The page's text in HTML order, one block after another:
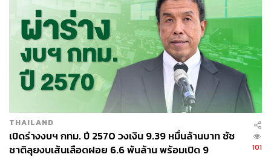
THAILAND
เปิดร่างงบฯ กทม. ปี 2570 วงเงิน 9.39 หมื่นล้านบาท ชัช
ชาติลุยงบเส้นเลือดฝอย 6.6 พันล้าน พร้อมเปิด 9
101